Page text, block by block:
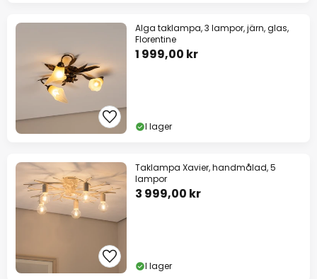
Alga taklampa, 3 lampor, järn, glas,
Florentine
1 999,00 kr
I lager
Taklampa Xavier, handmålad, 5
lampor
3 999,00 kr
I lager